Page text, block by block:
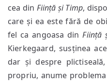
cea din Ființă și Timp,
care și ea este fără de
fel ca angoasa dinFiință
Kierkegaard, susținea
dar și despre
propriu, anume